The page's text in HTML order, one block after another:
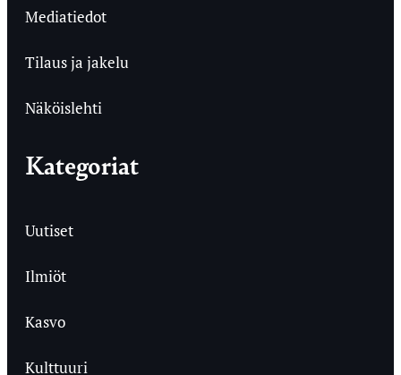
Mediatiedot
Tilaus ja jakelu
Näköislehti
Kategoriat
Uutiset
Ilmiöt
Kasvo
Kulttuuri